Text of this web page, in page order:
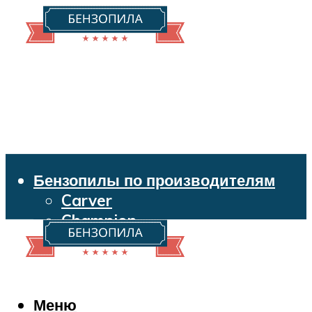
Бензопилы по производителям
Carver
Champion
Echo
Husqvarna
Makita
Меню